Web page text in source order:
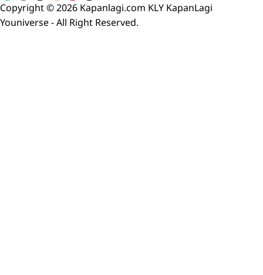
Copyright © 2026 Kapanlagi.com KLY KapanLagi
Youniverse - All Right Reserved.